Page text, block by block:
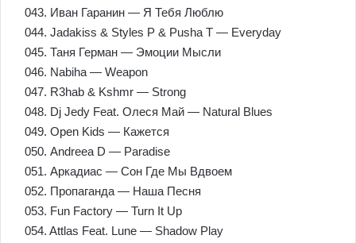
043. Иван Гаранин — Я Тебя Люблю
044. Jadakiss & Styles P & Pusha T — Everyday
045. Таня Герман — Эмоции Мысли
046. Nabiha — Weapon
047. R3hab & Kshmr — Strong
048. Dj Jedy Feat. Олеся Май — Natural Blues
049. Open Kids — Кажется
050. Andreea D — Paradise
051. Аркадиас — Сон Где Мы Вдвоем
052. Пропаганда — Наша Песня
053. Fun Factory — Turn It Up
054. Attlas Feat. Lune — Shadow Play